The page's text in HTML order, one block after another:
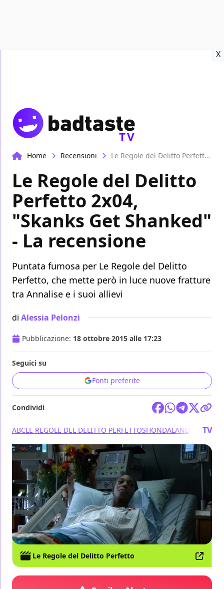
X
TV
Home Recensioni Le Regole del Delitto Perfetto 2x04, "Skanks Get Shanked" - La recensione
Le Regole del Delitto
Perfetto 2x04,
"Skanks Get Shanked"
- La recensione
Puntata fumosa per Le Regole del Delitto
Perfetto, che mette però in luce nuove fratture
tra Annalise e i suoi allievi
di Alessia Pelonzi
Pubblicazione: 18 ottobre 2015 alle 17:23
Seguici su
Fonti preferite
Condividi
ABCLE REGOLE DEL DELITTO PERFETTOSHONDALAND TV
Le Regole del Delitto Perfetto